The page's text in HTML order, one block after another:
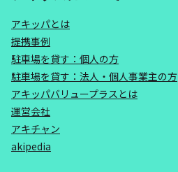
アキッパとは
提携事例
駐車場を貸す：個人の方
駐車場を貸す：法人・個人事業主の方
アキッパバリュープラスとは
運営会社
アキチャン
akipedia